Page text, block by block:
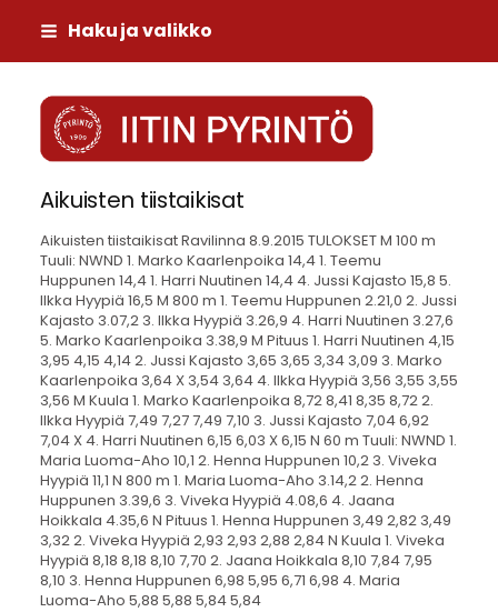
Siirry
sivun
sisältöön
Haku ja valikko
Iitin Pyrintö
Aikuisten tiistaikisat
Aikuisten tiistaikisat Ravilinna 8.9.2015 TULOKSET M 100 m
Tuuli: NWND 1. Marko Kaarlenpoika 14,4 1. Teemu
Huppunen 14,4 1. Harri Nuutinen 14,4 4. Jussi Kajasto 15,8 5.
Ilkka Hyypiä 16,5 M 800 m 1. Teemu Huppunen 2.21,0 2. Jussi
Kajasto 3.07,2 3. Ilkka Hyypiä 3.26,9 4. Harri Nuutinen 3.27,6
5. Marko Kaarlenpoika 3.38,9 M Pituus 1. Harri Nuutinen 4,15
3,95 4,15 4,14 2. Jussi Kajasto 3,65 3,65 3,34 3,09 3. Marko
Kaarlenpoika 3,64 X 3,54 3,64 4. Ilkka Hyypiä 3,56 3,55 3,55
3,56 M Kuula 1. Marko Kaarlenpoika 8,72 8,41 8,35 8,72 2.
Ilkka Hyypiä 7,49 7,27 7,49 7,10 3. Jussi Kajasto 7,04 6,92
7,04 X 4. Harri Nuutinen 6,15 6,03 X 6,15 N 60 m Tuuli: NWND 1.
Maria Luoma-Aho 10,1 2. Henna Huppunen 10,2 3. Viveka
Hyypiä 11,1 N 800 m 1. Maria Luoma-Aho 3.14,2 2. Henna
Huppunen 3.39,6 3. Viveka Hyypiä 4.08,6 4. Jaana
Hoikkala 4.35,6 N Pituus 1. Henna Huppunen 3,49 2,82 3,49
3,32 2. Viveka Hyypiä 2,93 2,93 2,88 2,84 N Kuula 1. Viveka
Hyypiä 8,18 8,18 8,10 7,70 2. Jaana Hoikkala 8,10 7,84 7,95
8,10 3. Henna Huppunen 6,98 5,95 6,71 6,98 4. Maria
Luoma-Aho 5,88 5,88 5,84 5,84